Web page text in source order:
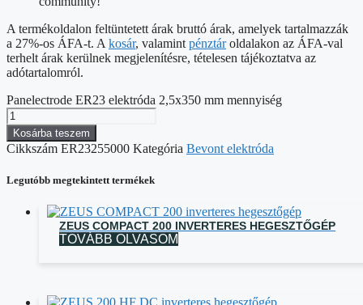
A termékoldalon feltüntetett árak bruttó árak, amelyek tartalmazzák
a 27%-os ÁFA-t. A kosár, valamint pénztároldalakon az ÁFA-val
terhelt árak kerülnek megjelenítésre, tételesen tájékoztatva az
adótartalomról.
Panelectrode ER23 elektróda 2,5x350 mm mennyiség
Kosárba teszem
Cikkszám ER23255000 Kategória Bevont elektróda
Legutóbb megtekintett termékek
ZEUS COMPACT 200 INVERTERES HEGESZTŐGÉP
TOVÁBB OLVASOM